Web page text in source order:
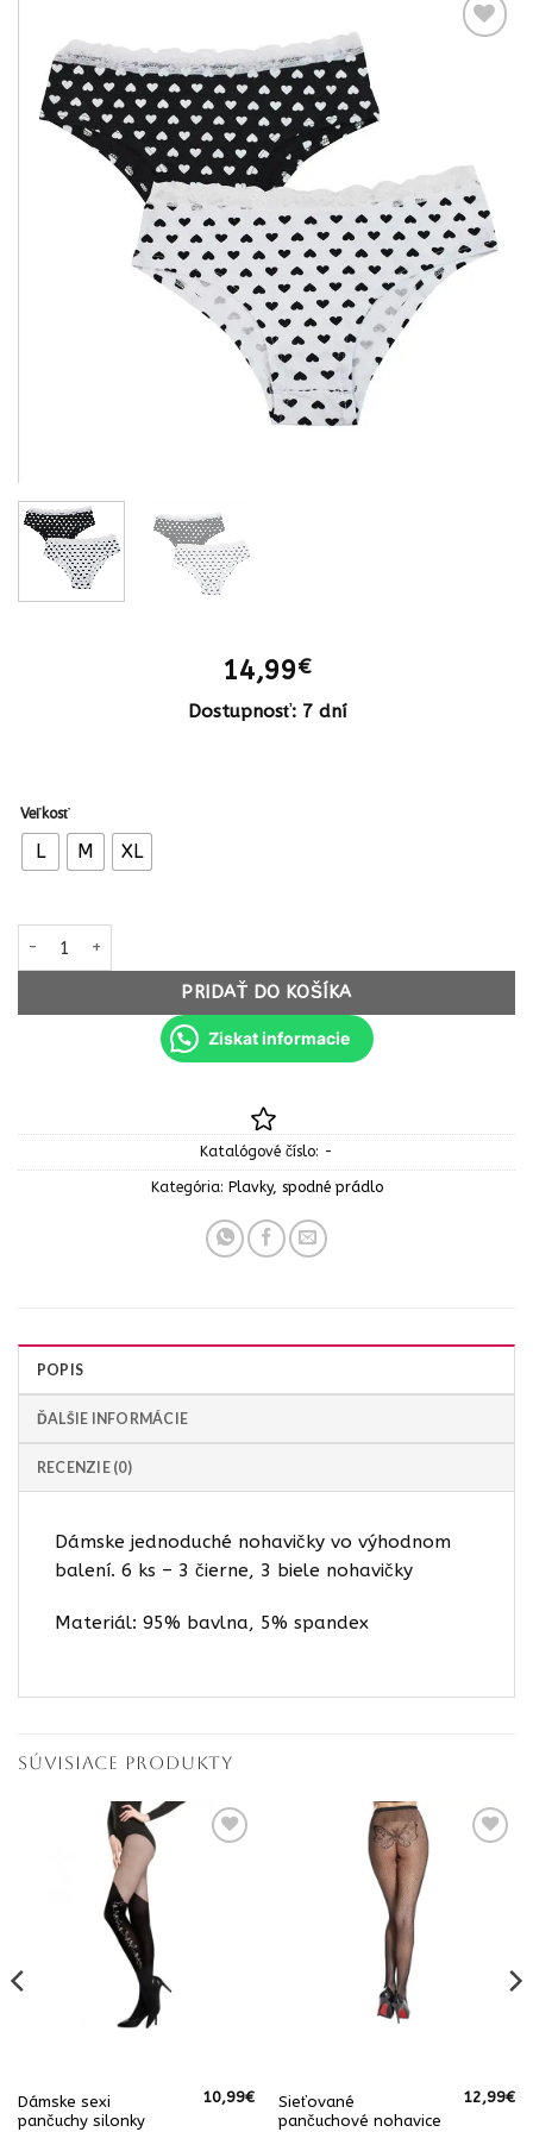
14,99€
Dostupnosť: 7 dní
Veľkosť
L M XL
PRIDAŤ DO KOŠÍKA
Ziskat informacie
Katalógové číslo: -
Kategória: Plavky, spodné prádlo
POPIS
ĎALŠIE INFORMÁCIE
RECENZIE (0)
Dámske jednoduché nohavičky vo výhodnom
balení. 6 ks – 3 čierne, 3 biele nohavičky
Materiál: 95% bavlna, 5% spandex
SÚVISIACE PRODUKTY
Dámske sexi
pančuchy silonky
10,99€
Sieťované
pančuchové nohavice
12,99€